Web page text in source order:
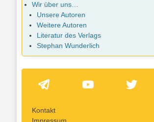
Wir über uns…
Unsere Autoren
Weitere Autoren
Literatur des Verlags
Stephan Wunderlich
Kontakt